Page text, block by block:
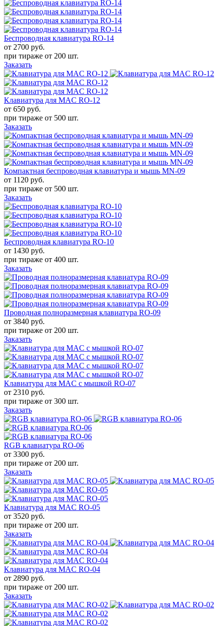
Беспроводная клавиатура RO-14
от 2700 руб.
при тираже от 200 шт.
Заказать
Клавиатура для MAC RO-12
от 650 руб.
при тираже от 500 шт.
Заказать
Компактная беспроводная клавиатура и мышь MN-09
от 1120 руб.
при тираже от 500 шт.
Заказать
Беспроводная клавиатура RO-10
от 1430 руб.
при тираже от 400 шт.
Заказать
Проводная полноразмерная клавиатура RO-09
от 3840 руб.
при тираже от 200 шт.
Заказать
Клавиатура для MAC с мышкой RO-07
от 2310 руб.
при тираже от 300 шт.
Заказать
RGB клавиатура RO-06
от 3300 руб.
при тираже от 200 шт.
Заказать
Клавиатура для MAC RO-05
от 3520 руб.
при тираже от 200 шт.
Заказать
Клавиатура для MAC RO-04
от 2890 руб.
при тираже от 200 шт.
Заказать